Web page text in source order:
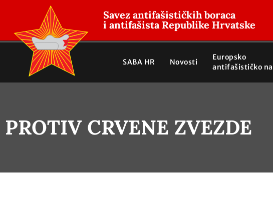
Savez antifašističkih boraca
i antifašista Republike Hrvatske
SABA HR Novosti
Europsko
antifašističko
PROTIV CRVENE ZVEZDE